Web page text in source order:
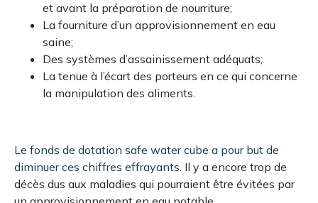
et avant la préparation de nourriture;
La fourniture d’un approvisionnement en eau
saine;
Des systèmes d’assainissement adéquats;
La tenue à l’écart des porteurs en ce qui concerne
la manipulation des aliments.
Le fonds de dotation safe water cube a pour but de
diminuer ces chiffres effrayants. Il y a encore trop de
décès dus aux maladies qui pourraient être évitées par